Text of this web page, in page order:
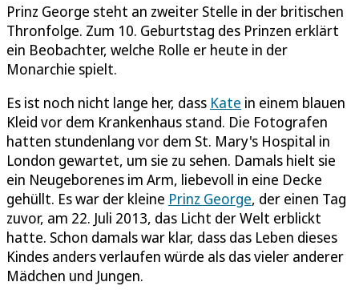
Prinz George steht an zweiter Stelle in der britischen
Thronfolge. Zum 10. Geburtstag des Prinzen erklärt
ein Beobachter, welche Rolle er heute in der
Monarchie spielt.
Es ist noch nicht lange her, dass Kate in einem blauen
Kleid vor dem Krankenhaus stand. Die Fotografen
hatten stundenlang vor dem St. Mary's Hospital in
London gewartet, um sie zu sehen. Damals hielt sie
ein Neugeborenes im Arm, liebevoll in eine Decke
gehüllt. Es war der kleine Prinz George, der einen Tag
zuvor, am 22. Juli 2013, das Licht der Welt erblickt
hatte. Schon damals war klar, dass das Leben dieses
Kindes anders verlaufen würde als das vieler anderer
Mädchen und Jungen.